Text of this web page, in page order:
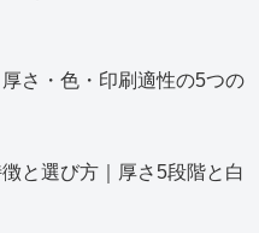
さ・色・印刷適性の5つの
と選び方｜厚さ5段階と白